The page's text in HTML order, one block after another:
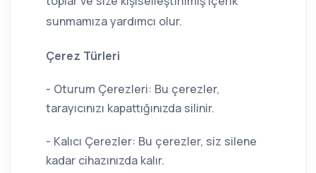
sunmamıza yardımcı olur.
Çerez Türleri
- Oturum Çerezleri: Bu çerezler,
tarayıcınızı kapattığınızda silinir.
- Kalıcı Çerezler: Bu çerezler, siz silene
kadar cihazınızda kalır.